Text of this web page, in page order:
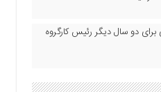
برای دو سال دیگر رئیس کارگروه